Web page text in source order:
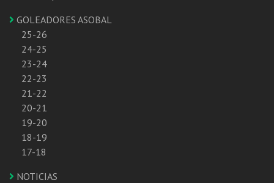
GOLEADORES ASOBAL
25-26
24-25
23-24
22-23
21-22
20-21
19-20
18-19
17-18
NOTICIAS